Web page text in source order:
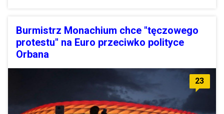
Burmistrz Monachium chce "tęczowego
protestu" na Euro przeciwko polityce
Orbana
23